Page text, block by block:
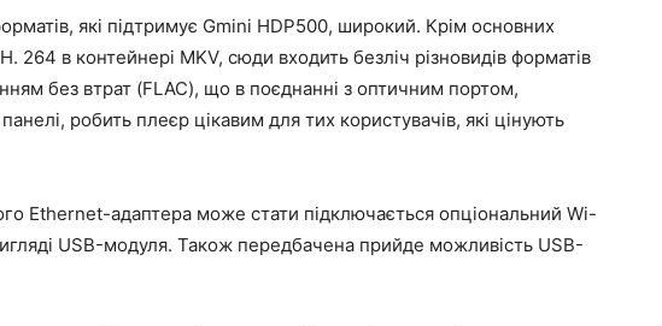
які підтримує Gmini HDP500, широкий. Крім основних
264 в контейнері MKV, сюди входить безліч різновидів форматів
без втрат (FLAC), що в поєднанні з оптичним портом,
робить плеєр цікавим для тих користувачів, які цінують
Ethernet-адаптера може стати підключається опціональний Wi-
USB-модуля. Також передбачена прийде можливість USB-